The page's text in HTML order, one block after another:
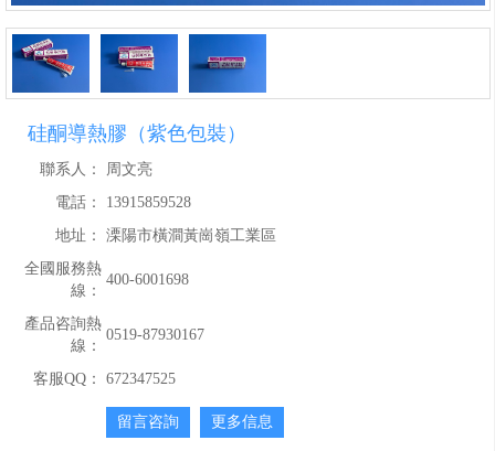
硅酮導熱膠（紫色包裝）
聯系人：
周文亮
電話：
13915859528
地址：
溧陽市橫澗黃崗嶺工業區
全國服務熱
線：
400-6001698
產品咨詢熱
線：
0519-87930167
客服QQ： 672347525
留言咨詢 更多信息